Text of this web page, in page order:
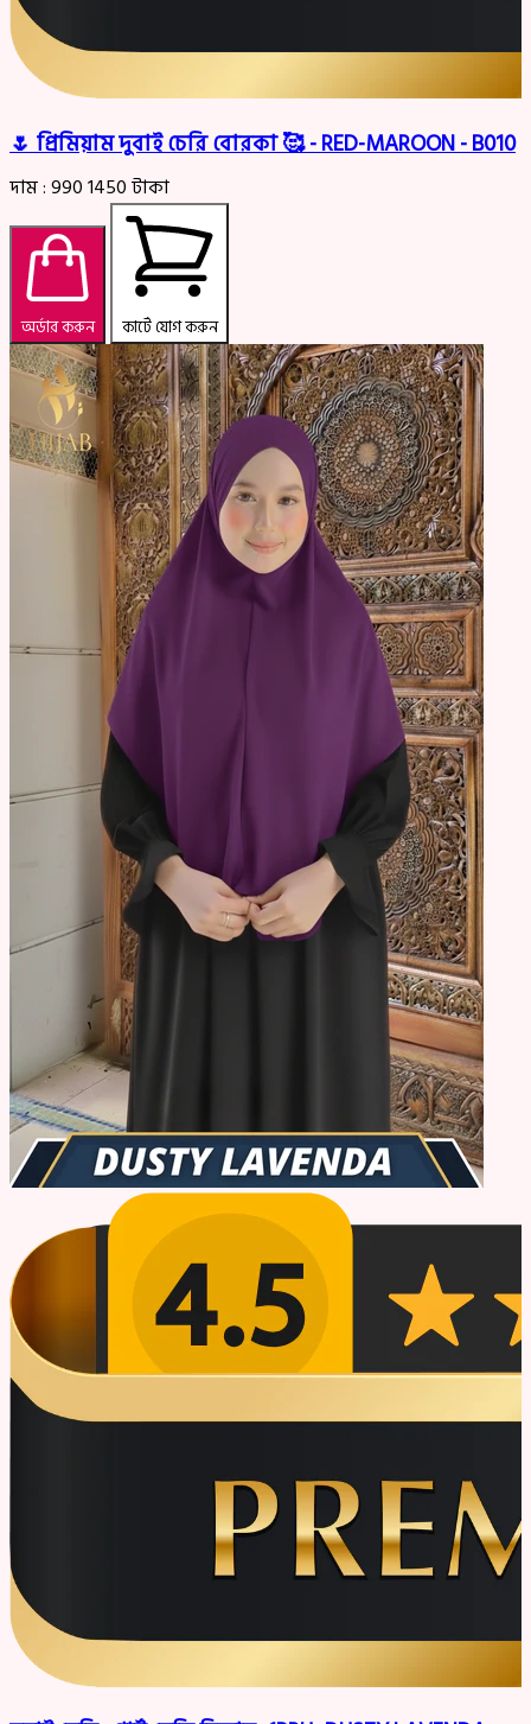
🌷 প্রিমিয়াম দুবাই চেরি বোরকা 🥰 - RED-MAROON - B010
দাম :9901450টাকা
অর্ডার করুন কার্টে যোগ করুন